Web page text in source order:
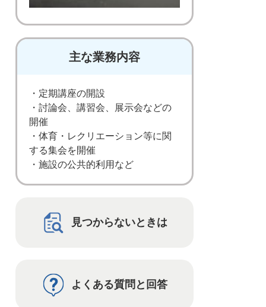
主な業務内容
・定期講座の開設
・討論会、講習会、展示会などの
開催
・体育・レクリエーション等に関
する集会を開催
・施設の公共的利用など
見つからないときは
よくある質問と回答